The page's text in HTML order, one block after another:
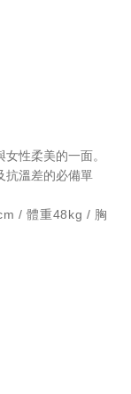
性柔美的一面。
抗溫差的必備單
/ 體重48kg / 胸